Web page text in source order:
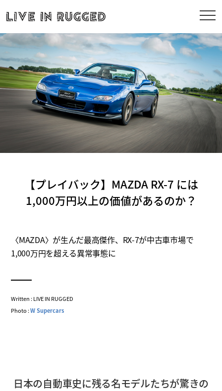
【プレイバック】MAZDA RX-7 には
1,000万円以上の価値があるのか？
〈MAZDA〉が生んだ最高傑作、RX-7が中古車市場で
1,000万円を超える異常事態に
Written : LIVE IN RUGGED
Photo :W Supercars
日本の自動車史に残る名モデルたちが驚きの